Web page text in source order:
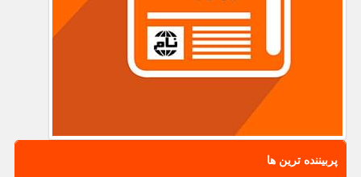
پربیننده ترین ها